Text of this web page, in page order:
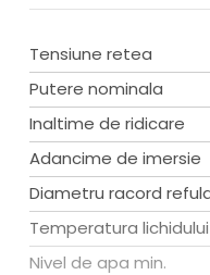
Tensiune retea
Putere nominala
Inaltime de ridicare
Adancime de imersie
Diametru racord
Temperatura
Nivel de apa min.